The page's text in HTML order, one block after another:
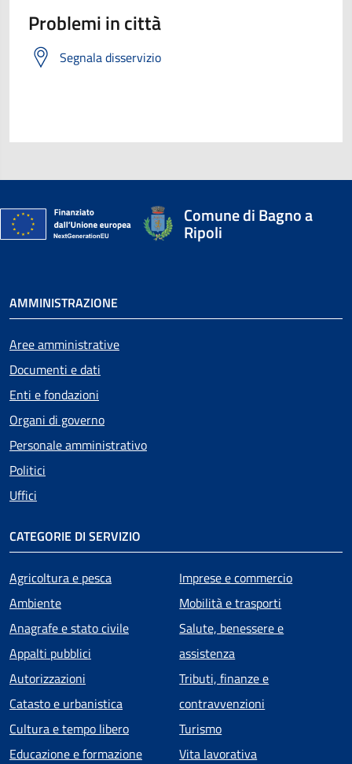
Problemi in città
Segnala disservizio
Comune di Bagno a
Ripoli
AMMINISTRAZIONE
Aree amministrative
Documenti e dati
Enti e fondazioni
Organi di governo
Personale amministrativo
Politici
Uffici
CATEGORIE DI SERVIZIO
Agricoltura e pesca
Ambiente
Anagrafe e stato civile
Appalti pubblici
Autorizzazioni
Catasto e urbanistica
Cultura e tempo libero
Educazione e formazione
Imprese e commercio
Mobilità e trasporti
Salute, benessere e
assistenza
Tributi, finanze e
contravvenzioni
Turismo
Vita lavorativa